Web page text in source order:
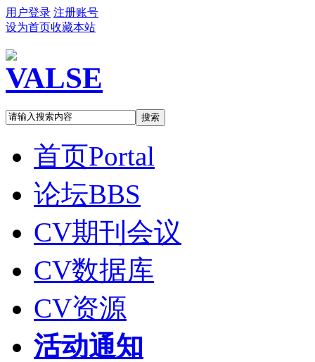
用户登录 注册账号
设为首页收藏本站
搜索
首页Portal
论坛BBS
CV期刊会议
CV数据库
CV资源
活动通知